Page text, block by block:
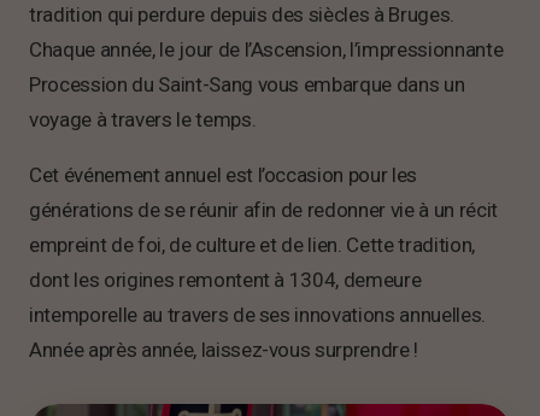
tradition qui perdure depuis des siècles à Bruges.
Chaque année, le jour de l’Ascension, l’impressionnante
Procession du Saint-Sang vous embarque dans un
voyage à travers le temps.
Cet événement annuel est l’occasion pour les
générations de se réunir afin de redonner vie à un récit
empreint de foi, de culture et de lien. Cette tradition,
dont les origines remontent à 1304, demeure
intemporelle au travers de ses innovations annuelles.
Année après année, laissez-vous surprendre !